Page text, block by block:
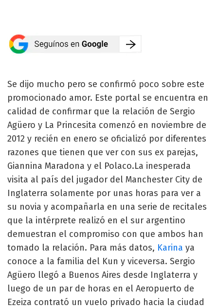
Se dijo mucho pero se confirmó poco sobre este
promocionado amor. Este portal se encuentra en
calidad de confirmar que la relación de Sergio
Agüero y La Princesita comenzó en noviembre de
2012 y recién en enero se oficializó por diferentes
razones que tienen que ver con sus ex parejas,
Giannina Maradona y el Polaco.La inesperada
visita al país del jugador del Manchester City de
Inglaterra solamente por unas horas para ver a
su novia y acompañarla en una serie de recitales
que la intérprete realizó en el sur argentino
demuestran el compromiso con que ambos han
tomado la relación. Para más datos, Karina ya
conoce a la familia del Kun y viceversa. Sergio
Agüero llegó a Buenos Aires desde Inglaterra y
luego de un par de horas en el Aeropuerto de
Ezeiza contrató un vuelo privado hacia la ciudad